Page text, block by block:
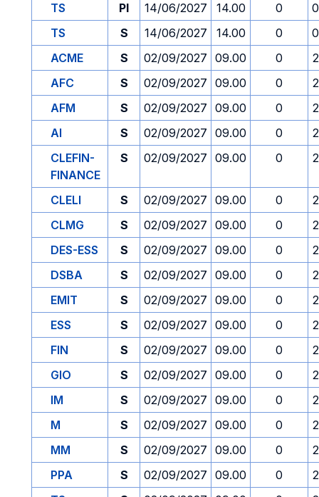
TS
PI 14/06/2027 14.00 0
TS
S 14/06/2027 14.00 0
ACME
S 02/09/2027 09.00 0
AFC
S 02/09/2027 09.00 0
AFM
S 02/09/2027 09.00 0
AI
S 02/09/2027 09.00 0
CLEFIN-
FINANCE
S 02/09/2027 09.00 0
CLELI S 02/09/2027 09.00 0
CLMG
S 02/09/2027 09.00 0
DES-ESS
S 02/09/2027 09.00 0
DSBA
S 02/09/2027 09.00 0
EMIT
S 02/09/2027 09.00 0
ESS
S 02/09/2027 09.00 0
FIN
S 02/09/2027 09.00 0
GIO
S 02/09/2027 09.00 0
IM
S 02/09/2027 09.00 0
M
S 02/09/2027 09.00 0
MM
S 02/09/2027 09.00 0
PPA
S 02/09/2027 09.00 0